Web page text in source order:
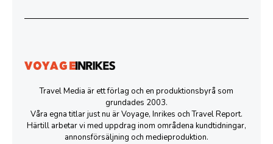
Travel Media är ett förlag och en produktionsbyrå som
grundades 2003.
Våra egna titlar just nu är Voyage, Inrikes och Travel Report.
Härtill arbetar vi med uppdrag inom områdena kundtidningar,
annonsförsäljning och medieproduktion.